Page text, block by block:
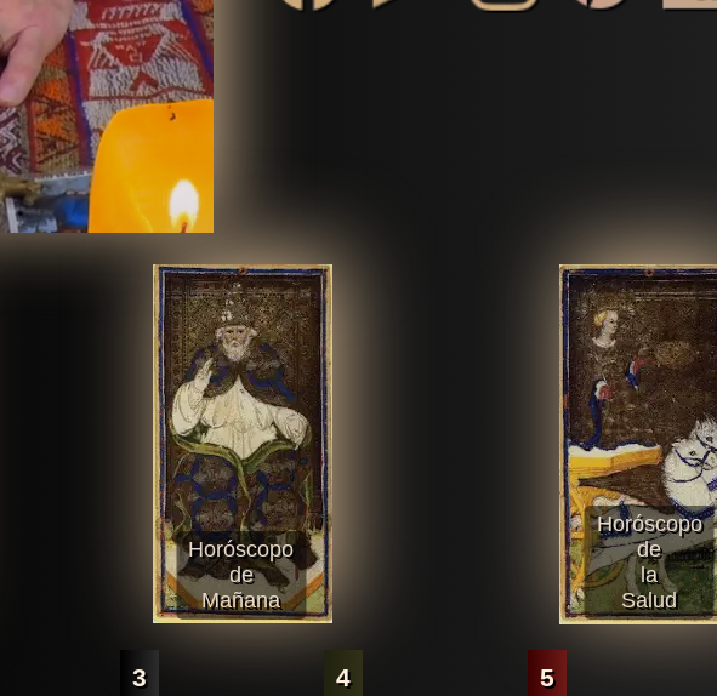
Horóscopo
de
Mañana
Horóscopo
de
la
Salud
3 4 5